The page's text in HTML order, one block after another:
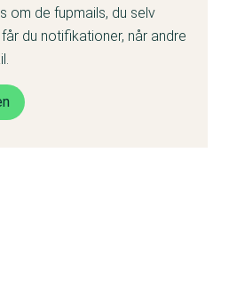
om de fupmails, du selv
du notifikationer, når andre